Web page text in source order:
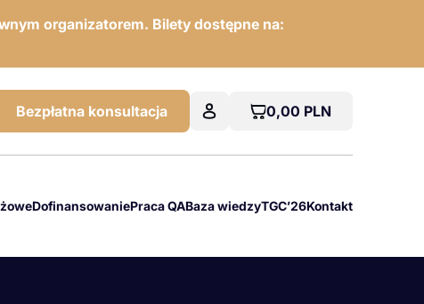
organizatorem. Bilety dostępne na:
Bezpłatna konsultacja 0,00 PLN
DofinansowaniePraca QABaza wiedzyTGC’26Kontakt